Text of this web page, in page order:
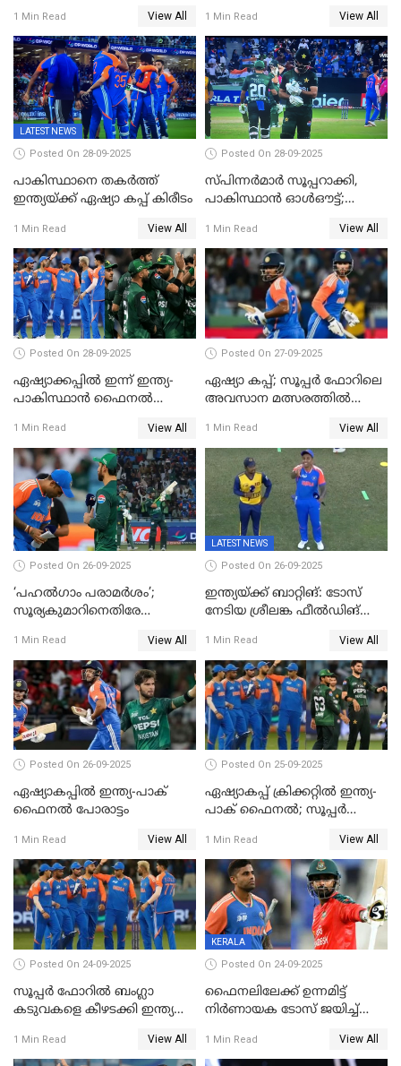
1 Min Read View All
കാത്തിരിക്കുന്നു; വരവ്
സ്ഥിരീകരിച്ച് മെസി
1 Min Read View All
LATEST NEWS
Posted On 28-09-2025
പാകിസ്ഥാനെ തകർത്ത്
ഇന്ത്യയ്ക്ക് ഏഷ്യാ കപ്പ് കിരീടം
1 Min Read View All
Posted On 28-09-2025
സ്പിന്നർമാർ സൂപ്പറാക്കി,
പാകിസ്ഥാൻ ഓൾഔട്ട്;
വിജയലക്ഷ്യം, കുൽദീപിന് 4
വിക്കറ്റ്
1 Min Read View All
Posted On 28-09-2025
ഏഷ്യാക്കപ്പില്‍ ഇന്ന് ഇന്ത്യ-
പാകിസ്ഥാന്‍ ഫൈനല്‍
1 Min Read View All
Posted On 27-09-2025
ഏഷ്യാ കപ്പ്; സൂപ്പർ ഫോറിലെ
അവസാന മത്സരത്തിൽ
1 Min Read View All
Posted On 26-09-2025
‘പഹൽഗാം പരാമർശം’;
സൂര്യകുമാറിനെതിരേ
ഹാരിസ് റൗഫിനും പിഴ ശിക്ഷ
1 Min Read View All
LATEST NEWS
Posted On 26-09-2025
ഇന്ത്യയ്ക്ക് ബാറ്റിങ്: ടോസ്
നേടിയ ശ്രീലങ്ക ഫീൽഡിങ്
1 Min Read View All
Posted On 26-09-2025
ഏഷ്യാകപ്പില്‍ ഇന്ത്യ-പാക്
ഫൈനല്‍ പോരാട്ടം
1 Min Read View All
Posted On 25-09-2025
ഏഷ്യാകപ്പ് ക്രിക്കറ്റിൽ ഇന്ത്യ-
പാക് ഫൈനല്‍; സൂപ്പർ
തോൽപിച്ച് പാകിസ്ഥാൻ
1 Min Read View All
Posted On 24-09-2025
സൂപ്പർ ഫോറിൽ ബംഗ്ലാ
കടുവകളെ കീഴടക്കി ഇന്ത്യ
1 Min Read View All
KERALA
Posted On 24-09-2025
ഫൈനലിലേക്ക് ഉന്നമിട്ട്
നിര്‍ണായക ടോസ് ജയിച്ച്
ഇന്ത്യയ്ക്ക് ബാറ്റിംഗ്
1 Min Read View All